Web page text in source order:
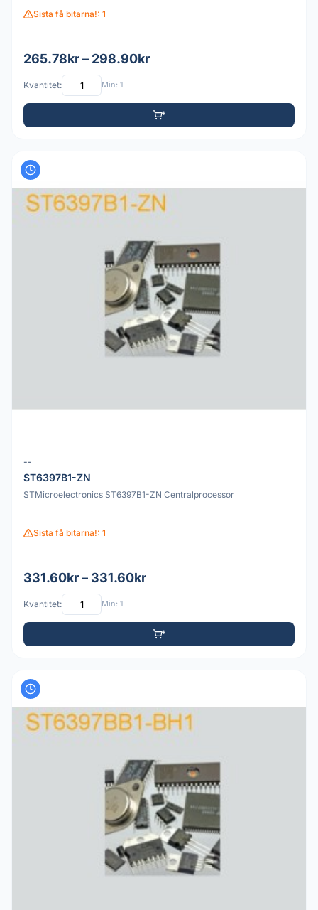
Sista få bitarna!: 1
265.78kr – 298.90kr
Kvantitet: Min: 1
--
ST6397B1-ZN
STMicroelectronics ST6397B1-ZN Centralprocessor
Sista få bitarna!: 1
331.60kr – 331.60kr
Kvantitet: Min: 1